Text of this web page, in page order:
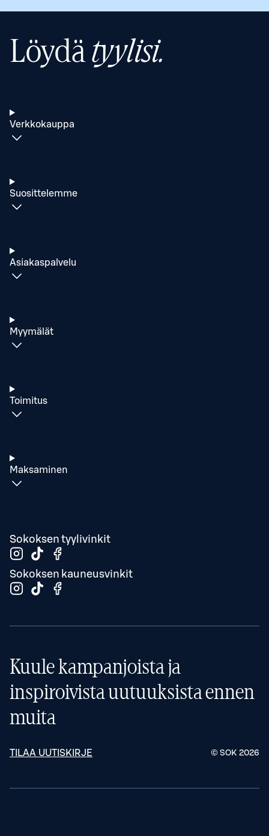
Löydä tyylisi.
Verkkokauppa
Suosittelemme
Asiakaspalvelu
Myymälät
Toimitus
Maksaminen
Sokoksen tyylivinkit
Sokoksen kauneusvinkit
Kuule kampanjoista ja
inspiroivista uutuuksista ennen
muita
TILAA UUTISKIRJE © SOK 2026